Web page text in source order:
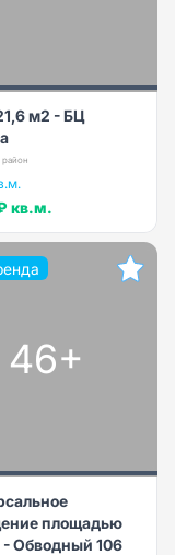
м2 - БЦ
район
кв.м.
46+
площадью
- Обводный 106